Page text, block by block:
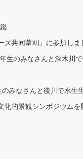
ズ共同葦刈」に参加しま
生のみなさんと深木川
みなさんと後川で水生
化的景観シンポジウムを